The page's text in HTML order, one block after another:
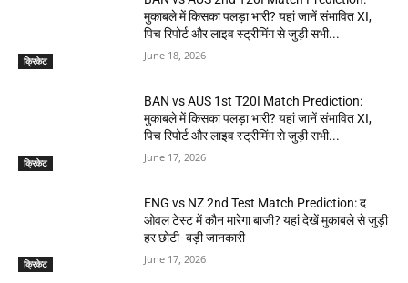
क्रिकेट
मुकाबले में किसका पलड़ा भारी? यहां जानें संभावित XI,
पिच रिपोर्ट और लाइव स्ट्रीमिंग से जुड़ी सभी...
June 18, 2026
क्रिकेट
BAN vs AUS 1st T20I Match Prediction:
मुकाबले में किसका पलड़ा भारी? यहां जानें संभावित XI,
पिच रिपोर्ट और लाइव स्ट्रीमिंग से जुड़ी सभी...
June 17, 2026
क्रिकेट
ENG vs NZ 2nd Test Match Prediction: द
ओवल टेस्ट में कौन मारेगा बाजी? यहां देखें मुकाबले से जुड़ी
हर छोटी- बड़ी जानकारी
June 17, 2026